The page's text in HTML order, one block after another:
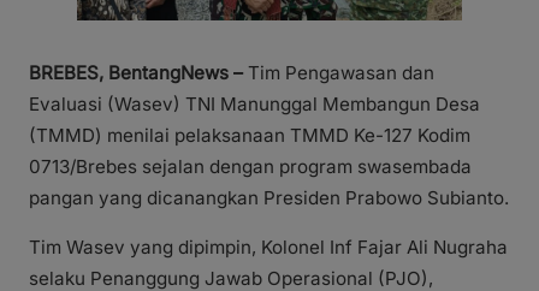
BREBES, BentangNews – Tim Pengawasan dan
Evaluasi (Wasev) TNI Manunggal Membangun Desa
(TMMD) menilai pelaksanaan TMMD Ke-127 Kodim
0713/Brebes sejalan dengan program swasembada
pangan yang dicanangkan Presiden Prabowo Subianto.
Tim Wasev yang dipimpin, Kolonel Inf Fajar Ali Nugraha
selaku Penanggung Jawab Operasional (PJO),